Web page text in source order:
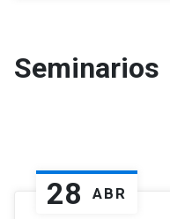
Seminarios
28 ABR